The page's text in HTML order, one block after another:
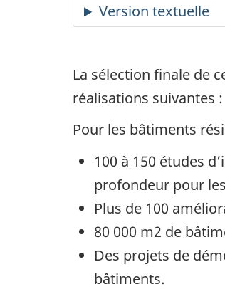
La sélection finale de
réalisations suivantes :
Pour les bâtiments
100 à 150 études
profondeur pour
Plus de 100
80 000 m2 de
Des projets de
bâtiments.